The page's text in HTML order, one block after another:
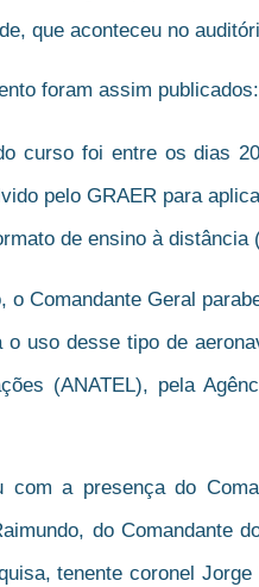
que aconteceu no
foram assim publicados:
curso foi entre os dias
pelo GRAER para
de ensino à distância
o Comandante Geral
o uso desse tipo de
(ANATEL), pela
com a presença do
do Comandante
tenente coronel